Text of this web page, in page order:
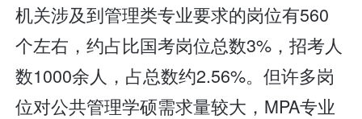
机关涉及到管理类专业要求的岗位有560
个左右，约占比国考岗位总数3%，招考人
数1000余人，占总数约2.56%。但许多岗
位对公共管理学硕需求量较大，MPA专业